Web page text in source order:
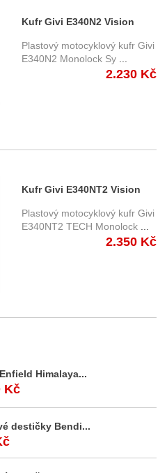
Kufr Givi E340N2 Vision
nelakovaný
Plastový motocyklový kufr Givi
E340N2 Monolock Sy
2.230 Kč
Kufr Givi E340NT2 Vision
nelakovaný 34 l.
Plastový motocyklový kufr Givi
E340NT2 TECH Monolock
2.350 Kč
Himalaya...
Kč
destičky Bendi...